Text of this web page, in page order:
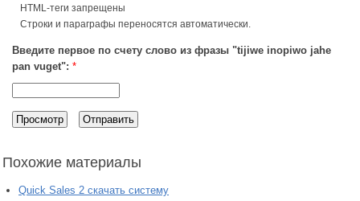
HTML-теги запрещены
Строки и параграфы переносятся автоматически.
Введите первое по счету слово из фразы "tijiwe inopiwo jahe
pan vuget": *
Похожие материалы
Quick Sales 2 скачать систему